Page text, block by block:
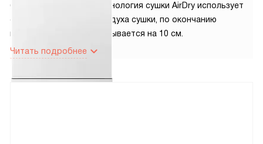
быстрая программа. Технология сушки AirDry использует
естественный поток воздуха сушки, по окончанию
программы дверца открывается на 10 см.
Читать подробнее